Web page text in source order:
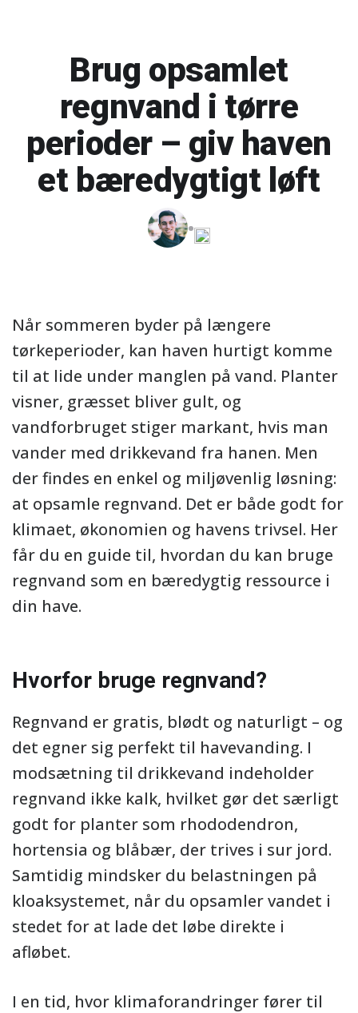
Brug opsamlet
regnvand i tørre
perioder – giv haven
et bæredygtigt løft
Når sommeren byder på længere
tørkeperioder, kan haven hurtigt komme
til at lide under manglen på vand. Planter
visner, græsset bliver gult, og
vandforbruget stiger markant, hvis man
vander med drikkevand fra hanen. Men
der findes en enkel og miljøvenlig løsning:
at opsamle regnvand. Det er både godt for
klimaet, økonomien og havens trivsel. Her
får du en guide til, hvordan du kan bruge
regnvand som en bæredygtig ressource i
din have.
Hvorfor bruge regnvand?
Regnvand er gratis, blødt og naturligt – og
det egner sig perfekt til havevanding. I
modsætning til drikkevand indeholder
regnvand ikke kalk, hvilket gør det særligt
godt for planter som rhododendron,
hortensia og blåbær, der trives i sur jord.
Samtidig mindsker du belastningen på
kloaksystemet, når du opsamler vandet i
stedet for at lade det løbe direkte i
afløbet.
I en tid, hvor klimaforandringer fører til